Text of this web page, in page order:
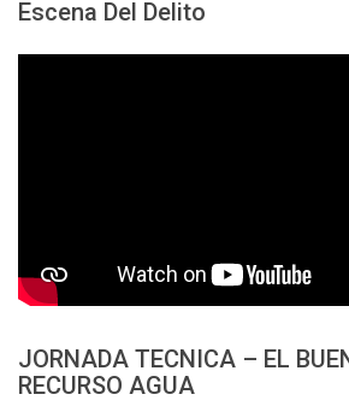
Escena Del Delito
JORNADA TECNICA – EL
RECURSO AGUA